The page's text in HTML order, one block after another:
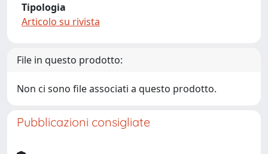
Tipologia
Articolo su rivista
File in questo prodotto:
Non ci sono file associati a questo prodotto.
Pubblicazioni consigliate